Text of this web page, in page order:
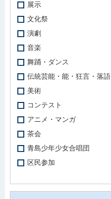
展示
文化祭
演劇
音楽
舞踊・ダンス
伝統芸能・能・狂言・落語
美術
コンテスト
アニメ・マンガ
茶会
青島少年少女合唱団
区民参加